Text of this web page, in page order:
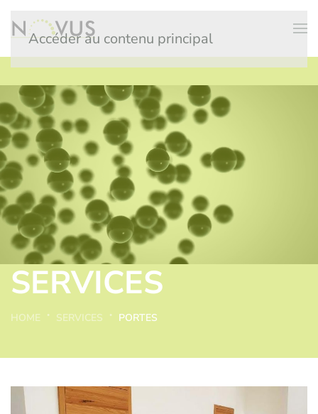
Accéder au contenu principal
SERVICES
HOME SERVICES PORTES